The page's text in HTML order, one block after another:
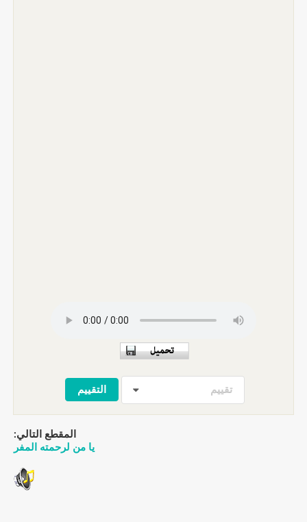
تقييم
المقطع التالي:
يا من لرحمته المفر